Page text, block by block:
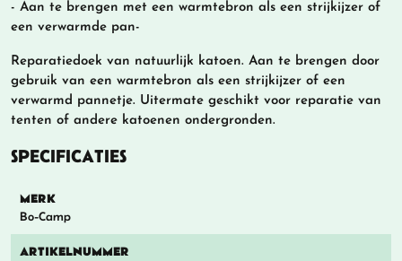
- Aan te brengen met een warmtebron als een strijkijzer of
een verwarmde pan-
Reparatiedoek van natuurlijk katoen. Aan te brengen door
gebruik van een warmtebron als een strijkijzer of een
verwarmd pannetje. Uitermate geschikt voor reparatie van
tenten of andere katoenen ondergronden.
SPECIFICATIES
MERK
Bo-Camp
ARTIKELNUMMER